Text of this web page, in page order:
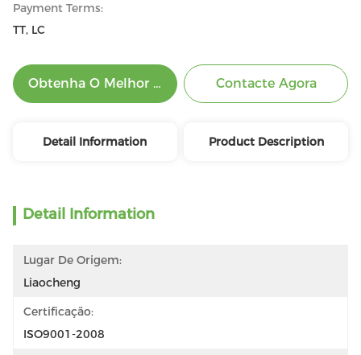
Payment Terms:
TT, LC
Obtenha O Melhor Preço Contacte Agora
Detail Information Product Description
Detail Information
Lugar De Origem:
Liaocheng
Certificação:
ISO9001-2008